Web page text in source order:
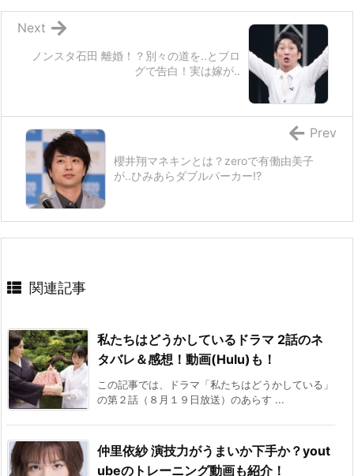
ノンスタ石田 離婚！？別々の道を..とブロ
グで告白！実は嫁が..
Next
櫻井翔マネキンとは？zeroで有働由美子
が..ひみあらダブルパーカー!?
Prev
関連記事
私たちはどうかしているドラマ 2話のネ
タバレ＆感想！動画(Hulu)も！
この記事では、ドラマ「私たちはどうかしている」
の第２話（８月１９日放送）のあらす ...
仲里依紗 演技力がうまいか下手か？yout
ubeのトレーニング動画も紹介！